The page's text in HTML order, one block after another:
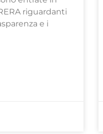
riguardanti
e i